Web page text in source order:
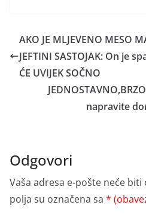
AKO JE MLJEVENO MESO
JEFTINI SASTOJAK: On je
ĆE UVIJEK SOČNO
napravite
Odgovori
Vaša adresa e-pošte neće biti
polja su označena sa *